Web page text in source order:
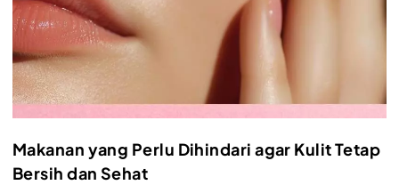
Makanan yang Perlu Dihindari agar Kulit Tetap
Bersih dan Sehat